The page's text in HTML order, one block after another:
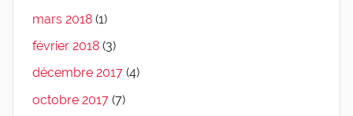
mars 2018 (1)
février 2018 (3)
décembre 2017 (4)
octobre 2017 (7)